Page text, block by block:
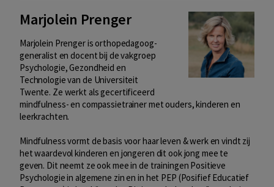
Marjolein Prenger
Marjolein Prenger is orthopedagoog-
generalist en docent bij de vakgroep
Psychologie, Gezondheid en
Technologie van de Universiteit
Twente. Ze werkt als gecertificeerd
mindfulness- en compassietrainer met ouders, kinderen en
leerkrachten.
Mindfulness vormt de basis voor haar leven & werk en vindt zij
het waardevol kinderen en jongeren dit ook jong mee te
geven. Dit neemt ze ook mee in de trainingen Positieve
Psychologie in algemene zin en in het PEP (Posifief Educatief